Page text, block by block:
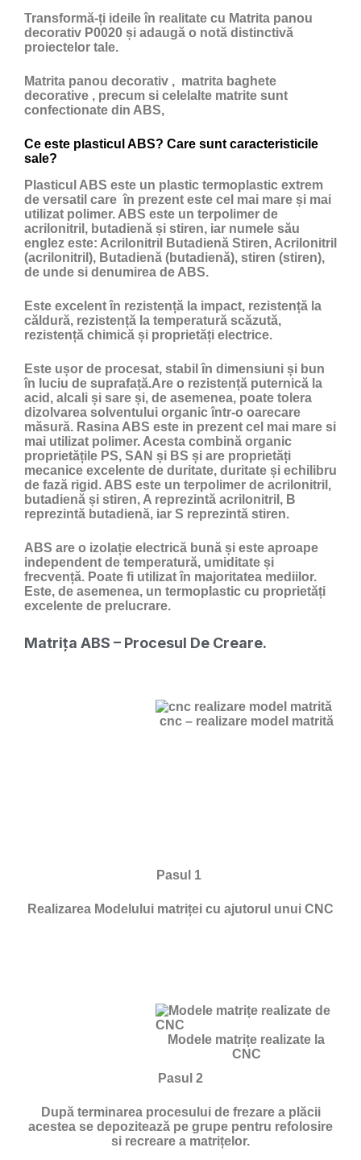
Transformă-ți ideile în realitate cu Matrita panou
decorativ P0020 și adaugă o notă distinctivă
proiectelor tale.
Matrita panou decorativ , matrita baghete
decorative , precum si celelalte matrite sunt
confectionate din ABS,
Ce este plasticul ABS? Care sunt caracteristicile
sale?
Plasticul ABS este un plastic termoplastic extrem
de versatil care în prezent este cel mai mare și mai
utilizat polimer. ABS este un terpolimer de
acrilonitril, butadienă și stiren, iar numele său
englez este: Acrilonitril Butadienă Stiren, Acrilonitril
(acrilonitril), Butadienă (butadienă), stiren (stiren),
de unde si denumirea de ABS.
Este excelent în rezistență la impact, rezistență la
căldură, rezistență la temperatură scăzută,
rezistență chimică și proprietăți electrice.
Este ușor de procesat, stabil în dimensiuni și bun
în luciu de suprafață.Are o rezistență puternică la
acid, alcali și sare și, de asemenea, poate tolera
dizolvarea solventului organic într-o oarecare
măsură. Rasina ABS este in prezent cel mai mare si
mai utilizat polimer. Acesta combină organic
proprietățile PS, SAN și BS și are proprietăți
mecanice excelente de duritate, duritate și echilibru
de fază rigid. ABS este un terpolimer de acrilonitril,
butadienă și stiren, A reprezintă acrilonitril, B
reprezintă butadienă, iar S reprezintă stiren.
ABS are o izolație electrică bună și este aproape
independent de temperatură, umiditate și
frecvență. Poate fi utilizat în majoritatea mediilor.
Este, de asemenea, un termoplastic cu proprietăți
excelente de prelucrare.
Matrița ABS – Procesul De Creare.
cnc – realizare model matrită
Pasul 1
Realizarea Modelului matriței cu ajutorul unui CNC
Modele matrițe realizate la
CNC
Pasul 2
După terminarea procesului de frezare a plăcii
acestea se depozitează pe grupe pentru refolosire
si recreare a matrițelor.